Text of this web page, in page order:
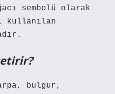
sembolü olarak
kullanılan
bulgur,